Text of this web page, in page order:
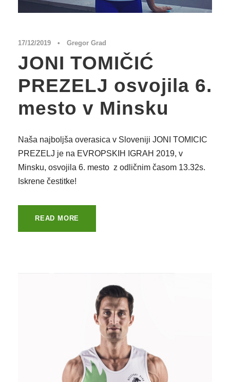
17/12/2019 • Gregor Grad
JONI TOMIČIĆ
PREZELJ osvojila 6.
mesto v Minsku
Naša najboljša overasica v Sloveniji JONI TOMICIC
PREZELJ je na EVROPSKIH IGRAH 2019, v
Minsku, osvojila 6. mesto z odličnim časom 13.32s.
Iskrene čestitke!
READ MORE